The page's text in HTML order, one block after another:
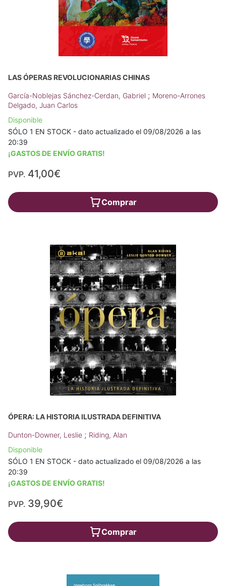
LAS ÓPERAS REVOLUCIONARIAS CHINAS
García-Noblejas Sánchez-Cerdan, Gabriel ; Moreno-Arrones
Delgado, Juan Carlos
Disponible
SÓLO 1 EN STOCK - dato actualizado el 09/08/2026 a las
20:39
¡GASTOS DE ENVÍO GRATIS!
PVP. 41,00€
Comprar
ÓPERA: LA HISTORIA ILUSTRADA DEFINITIVA
Dunton-Downer, Leslie ; Riding, Alan
Disponible
SÓLO 1 EN STOCK - dato actualizado el 09/08/2026 a las
20:39
¡GASTOS DE ENVÍO GRATIS!
PVP. 39,90€
Comprar